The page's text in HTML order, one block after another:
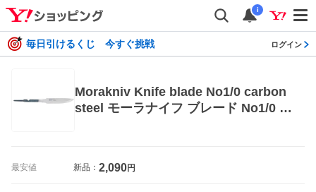
i
毎日引けるくじ 今すぐ挑戦 ログイン
Morakniv Knife blade No1/0 carbon
steel モーラナイフ ブレード No1/0 カ
最安値 新品： 2,090円